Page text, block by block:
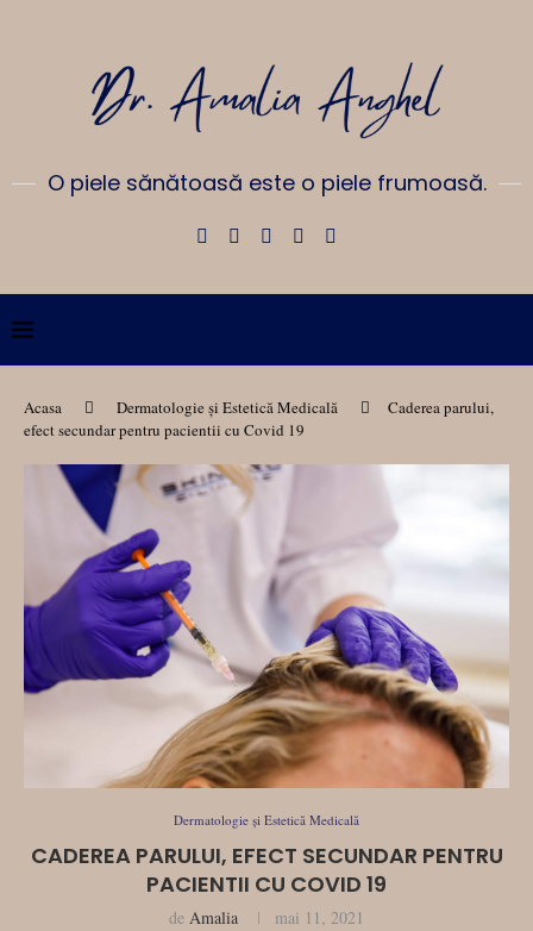
O piele sănătoasă este o piele frumoasă.
Acasa Dermatologie și Estetică Medicală
Caderea parului,
efect secundar pentru pacientii cu Covid 19
Dermatologie și Estetică Medicală
CADEREA PARULUI, EFECT SECUNDAR PENTRU
PACIENTII CU COVID 19
de Amalia mai 11, 2021